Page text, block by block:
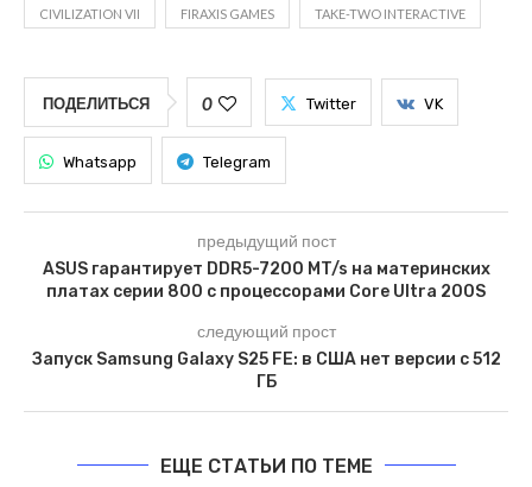
CIVILIZATION VII FIRAXIS GAMES TAKE-TWO INTERACTIVE
ПОДЕЛИТЬСЯ 0 Twitter VK
Whatsapp Telegram
предыдущий пост
ASUS гарантирует DDR5-7200 MT/s на материнских
платах серии 800 с процессорами Core Ultra 200S
следующий прост
Запуск Samsung Galaxy S25 FE: в США нет версии с 512
ГБ
ЕЩЕ СТАТЬИ ПО ТЕМЕ